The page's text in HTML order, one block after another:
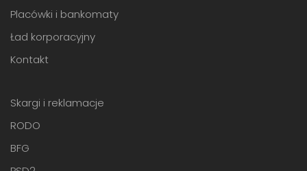
Placówki i bankomaty
Ład korporacyjny
Kontakt
Skargi i reklamacje
RODO
BFG